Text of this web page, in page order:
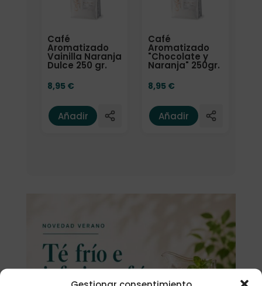
Café
Aromatizado
Vainilla Naranja
Dulce 250 gr.
8,95 €
Añadir
Café
Aromatizado
"Chocolate y
Naranja" 250gr.
8,95 €
Añadir